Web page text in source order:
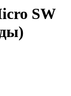
SW